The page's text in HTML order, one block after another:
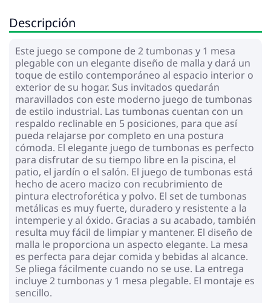
Descripción
Este juego se compone de 2 tumbonas y 1 mesa
plegable con un elegante diseño de malla y dará un
toque de estilo contemporáneo al espacio interior o
exterior de su hogar. Sus invitados quedarán
maravillados con este moderno juego de tumbonas
de estilo industrial. Las tumbonas cuentan con un
respaldo reclinable en 5 posiciones, para que así
pueda relajarse por completo en una postura
cómoda. El elegante juego de tumbonas es perfecto
para disfrutar de su tiempo libre en la piscina, el
patio, el jardín o el salón. El juego de tumbonas está
hecho de acero macizo con recubrimiento de
pintura electroforética y polvo. El set de tumbonas
metálicas es muy fuerte, duradero y resistente a la
intemperie y al óxido. Gracias a su acabado, también
resulta muy fácil de limpiar y mantener. El diseño de
malla le proporciona un aspecto elegante. La mesa
es perfecta para dejar comida y bebidas al alcance.
Se pliega fácilmente cuando no se use. La entrega
incluye 2 tumbonas y 1 mesa plegable. El montaje es
sencillo.